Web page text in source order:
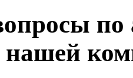
по
нашей